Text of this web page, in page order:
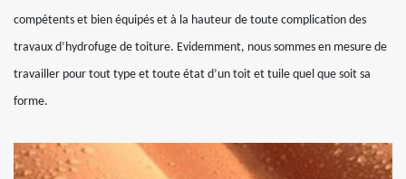
compétents et bien équipés et à la hauteur de toute complication des
travaux d’hydrofuge de toiture. Evidemment, nous sommes en mesure de
travailler pour tout type et toute état d’un toit et tuile quel que soit sa
forme.